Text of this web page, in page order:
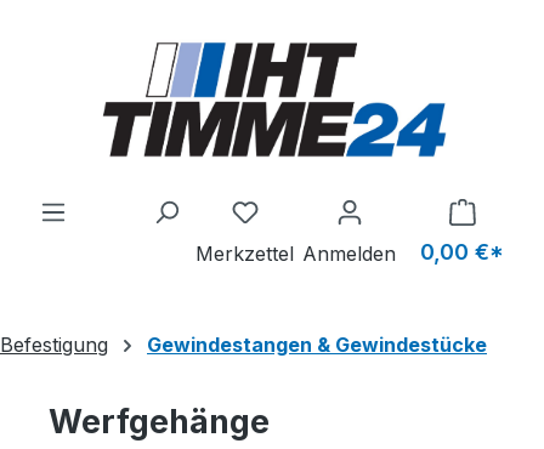
Du hast 0 Produkte auf dem
Merkzettel Anmelden 0,00 €*
Befestigung Gewindestangen & Gewindestücke
Werfgehänge